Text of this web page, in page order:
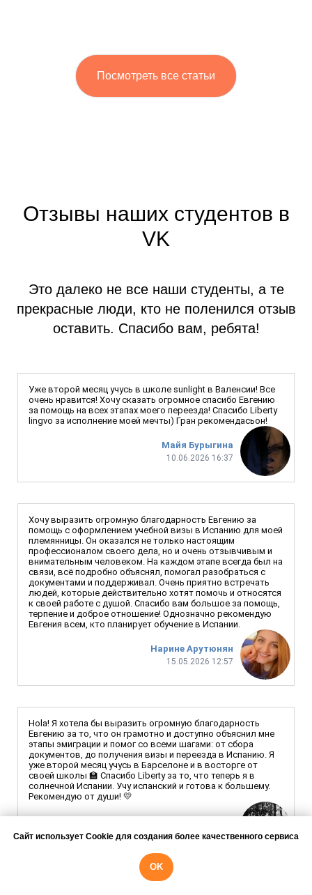
Посмотреть все статьи
Отзывы наших студентов в
VK
Это далеко не все наши студенты, а те
прекрасные люди, кто не поленился отзыв
оставить. Спасибо вам, ребята!
Майя Бурыгина
10.06.2026 16:37
Уже второй месяц учусь в школе sunlight в Валенсии! Все
очень нравится! Хочу сказать огромное спасибо Евгению
за помощь на всех этапах моего переезда! Спасибо Liberty
lingvo за исполнение моей мечты) Гран рекомендасьон!
Нарине Арутюнян
15.05.2026 12:57
Хочу выразить огромную благодарность Евгению за
помощь с оформлением учебной визы в Испанию для моей
племянницы. Он оказался не только настоящим
профессионалом своего дела, но и очень отзывчивым и
внимательным человеком. На каждом этапе всегда был на
связи, всё подробно объяснял, помогал разобраться с
документами и поддерживал. Очень приятно встречать
людей, которые действительно хотят помочь и относятся
к своей работе с душой. Спасибо вам большое за помощь,
терпение и доброе отношение! Однозначно рекомендую
Евгения всем, кто планирует обучение в Испании.
20.02.2026 22:50
Hola! Я хотела бы выразить огромную благодарность
Евгению за то, что он грамотно и доступно объяснил мне
этапы эмиграции и помог со всеми шагами: от сбора
документов, до получения визы и переезда в Испанию. Я
уже второй месяц учусь в Барселоне и в восторге от
своей школы 🏫 Спасибо Liberty за то, что теперь я в
солнечной Испании. Учу испанский и готова к большему.
Рекомендую от души! 💛
Сайт использует Cookie для создания более качественного сервиса
OK